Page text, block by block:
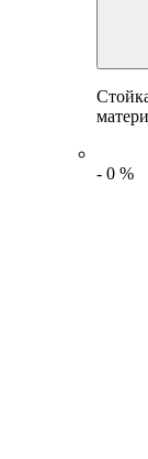
- 0 %